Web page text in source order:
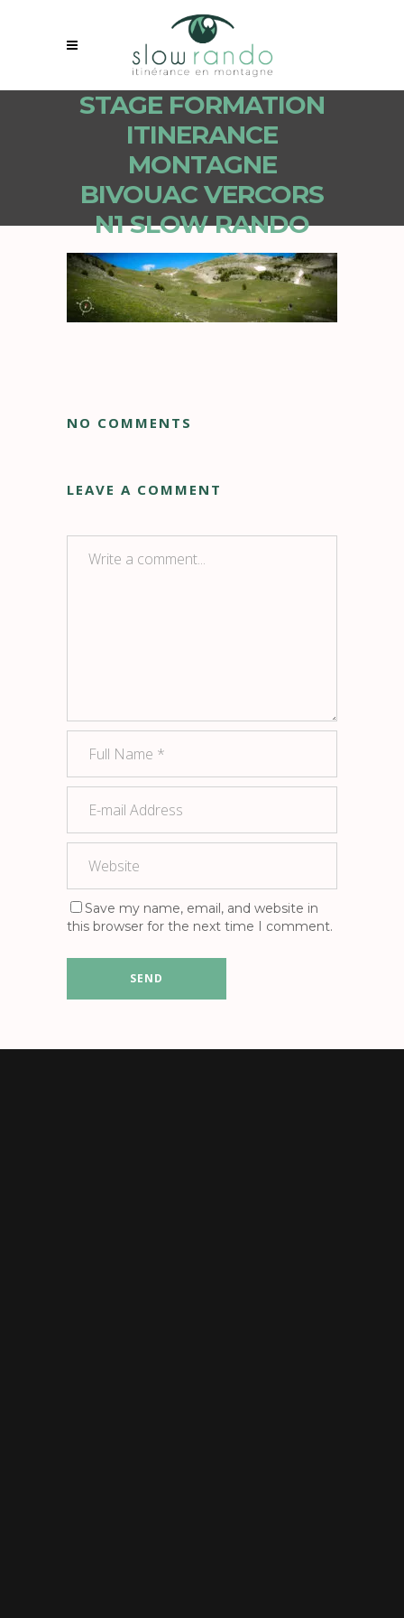
STAGE FORMATION
ITINERANCE
MONTAGNE
BIVOUAC VERCORS
N1 SLOW RANDO
NO COMMENTS
LEAVE A COMMENT
Save my name, email, and website in
this browser for the next time I comment.